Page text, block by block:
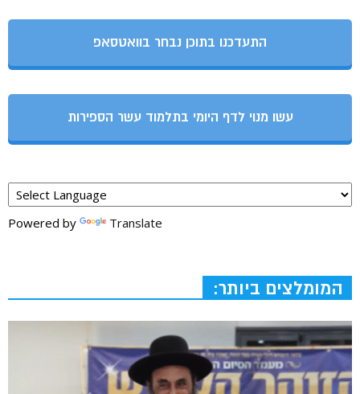
התעדכנו בתוכן נבחר בוואטסאפ
עשו מנוי לדף היומי בתלמוד עשר הספירות
Powered by Translate
המומלצים ביותר: